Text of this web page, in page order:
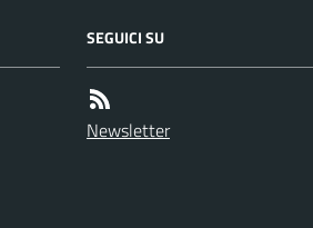
SEGUICI SU
Newsletter